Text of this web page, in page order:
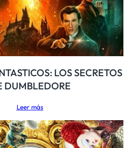
LOS SECRETOS
DUMBLEDORE
Leer más